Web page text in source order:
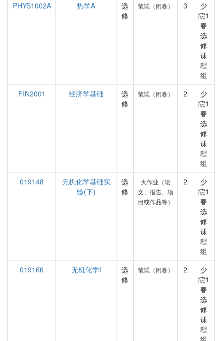
PHYS1002A
热学A
选
修
笔试（闭卷） 3
少
院1
春
选
修
课
程
组
FIN2001
经济学基础
选
修
笔试（闭卷） 2
少
院1
春
选
修
课
程
组
019148
无机化学基础实
验(下)
选
修
大作业（论
文、报告、项
目或作品等）
2
少
院1
春
选
修
课
程
组
019166
无机化学I
选
修
笔试（闭卷） 2
少
院1
春
选
修
课
程
组